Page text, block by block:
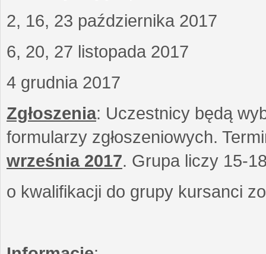
2, 16, 23 października 2017
6, 20, 27 listopada 2017
4 grudnia 2017
Zgłoszenia: Uczestnicy będą
formularzy zgłoszeniowych.
września 2017. Grupa liczy 15-
o kwalifikacji do grupy kursanci